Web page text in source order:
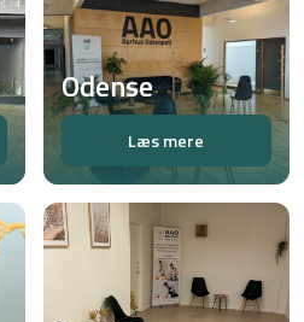
Odense
Læs mere